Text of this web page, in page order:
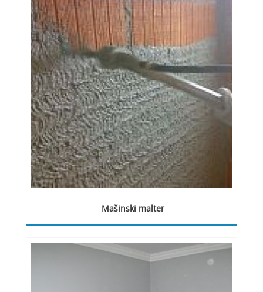
Mašinski malter